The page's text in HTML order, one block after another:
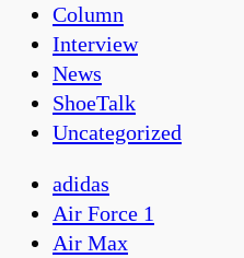
Column
Interview
News
ShoeTalk
Uncategorized
adidas
Air Force 1
Air Max